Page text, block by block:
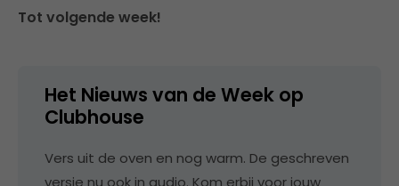
Tot volgende week!
Het Nieuws van de Week op
Clubhouse
Vers uit de oven en nog warm. De geschreven
versie nu ook in audio. Kom erbij voor jouw